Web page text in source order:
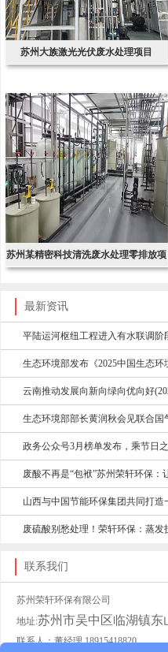
苏州大族激光光伏废水处理项目
苏州某精密科技清洗废水处理零排放项
最新资讯
平陆运河枢纽工程进入有水联调阶
生态环境部发布《2025中国生态环
云南推动发展向新向绿向优向好
生态环境部部长黄润秋会见联合国
政务公众号3月榜单发布，乘节日
废酸不再是“包袱”苏州荣轩环保：
山西与中国节能环保集团共同打造
废硫酸别愁处理！荣轩环保：蒸发
联系我们
苏州荣轩环保有限公司
地址:苏州市吴中区临湖镇东
联系人：董经理 18915418820